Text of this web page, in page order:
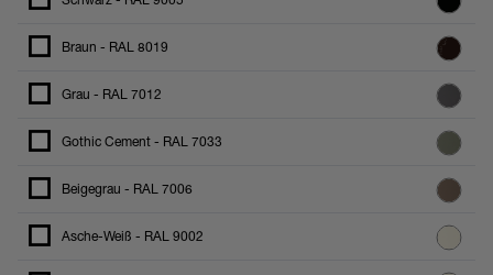
Braun - RAL 8019
Grau - RAL 7012
Gothic Cement - RAL 7033
Beigegrau - RAL 7006
Asche-Weiß - RAL 9002